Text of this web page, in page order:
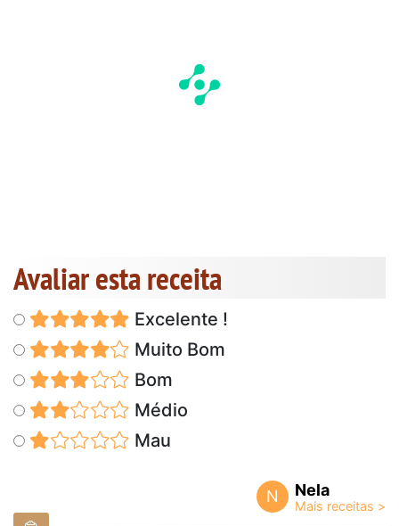
Avaliar esta receita
Excelente !
Muito Bom
Bom
Médio
Mau
N Nela